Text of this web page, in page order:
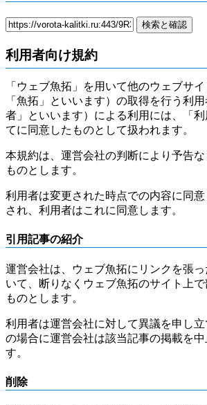
利用者向け規約
「ウェブ魚拓」を用いて他のウェブサイ
「魚拓」といいます）の取得を行う利
者」といいます）による利用には、「
てに同意したものとして扱われます。
本規約は、運営会社の判断により予告
ものとします。
利用者は変更された時点での内容に同
され、利用者はこれに同意します。
引用記事の紹介
運営会社は、ウェブ魚拓にリンクを張
いて、断りなくウェブ魚拓のサイト上
ものとします。
利用者は運営会社に対して異議を申し
の場合に運営会社は該当記事の掲載を中
す。
削除